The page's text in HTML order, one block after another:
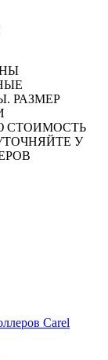
РАЗМЕР
СТОИМОСТЬ
У
Carel